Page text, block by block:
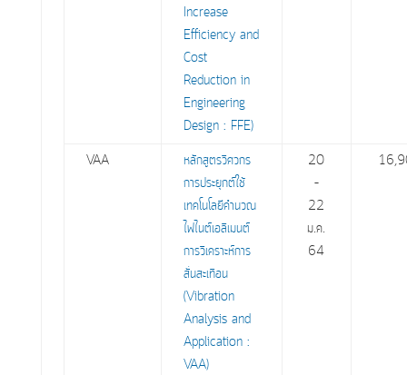
Increase
Efficiency and
Cost
Reduction in
Engineering
Design : FFE)
VAA
หลักสูตรวิศวกร
การประยุกต์ใช้
เทคโนโลยีคำนวณ
ไฟไนต์เอลิเมนต์
การวิเคราะห์การ
สั่นสะเทือน
(Vibration
Analysis and
Application :
VAA)
20
–
22
ม.ค.
64